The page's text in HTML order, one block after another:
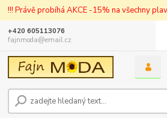
!!! Právě probíhá AKCE -15% na všechny
+420 605113076
fajnmoda@email.cz